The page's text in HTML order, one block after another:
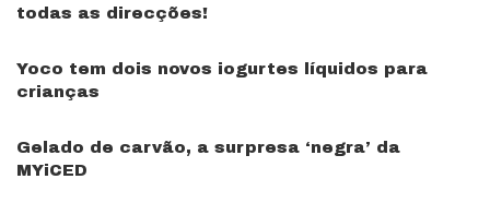
todas as direcções!
Yoco tem dois novos iogurtes líquidos para
crianças
Gelado de carvão, a surpresa ‘negra’ da
MYiCED